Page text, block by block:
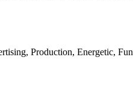
Production, Energetic, Fun